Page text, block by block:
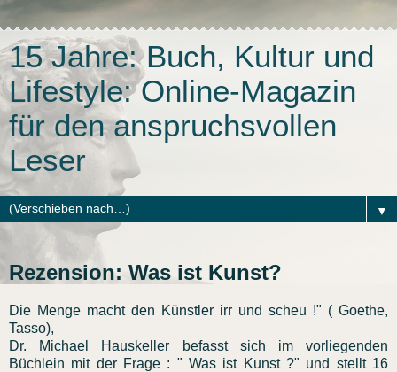
15 Jahre: Buch, Kultur und
Lifestyle: Online-Magazin
für den anspruchsvollen
Leser
▼
Rezension: Was ist Kunst?
Die Menge macht den Künstler irr und scheu !" ( Goethe,
Tasso),
Dr. Michael Hauskeller befasst sich im vorliegenden
Büchlein mit der Frage : " Was ist Kunst ?" und stellt 16